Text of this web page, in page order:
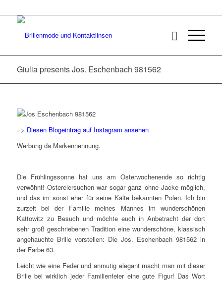
Giulia presents Jos. Eschenbach 981562
=> Diesen Blogeintrag auf Instagram ansehen
Werbung da Markennennung.
Die Frühlingssonne hat uns am Osterwochenende so richtig
verwöhnt! Ostereiersuchen war sogar ganz ohne Jacke möglich,
und das im sonst eher für seine Kälte bekannten Polen. Ich bin
zurzeit bei der Familie meines Mannes im wunderschönen
Kattowitz zu Besuch und möchte euch in Anbetracht der dort
sehr groß geschriebenen Tradition eine wunderschöne, klassisch
angehauchte Brille vorstellen: Die Jos. Eschenbach 981562 in
der Farbe 63.
Leicht wie eine Feder und anmutig elegant macht man mit dieser
Brille bei wirklich jeder Familienfeier eine gute Figur! Das Wort